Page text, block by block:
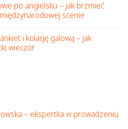
po angielsku – jak brzmieć
scenie
i kolację galową – jak
wieczór
– ekspertka w prowadzeniu